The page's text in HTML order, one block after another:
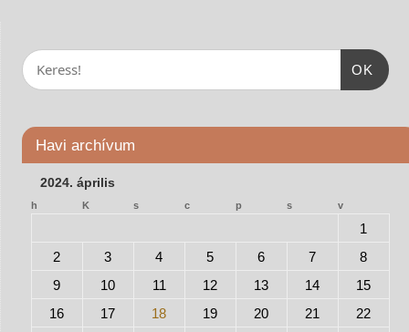
OK
Havi archívum
2024. április
h K s c p s v
1
2
3 4 5 6 7
8
9
10 11 12 13 14
15
16
17 18 19 20 21
22